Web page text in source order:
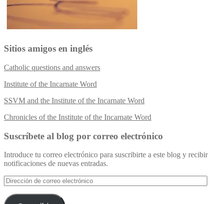
Sitios amigos en inglés
Catholic questions and answers
Institute of the Incarnate Word
SSVM and the Institute of the Incarnate Word
Chronicles of the Institute of the Incarnate Word
Suscríbete al blog por correo electrónico
Introduce tu correo electrónico para suscribirte a este blog y recibir
notificaciones de nuevas entradas.
Dirección
de
correo